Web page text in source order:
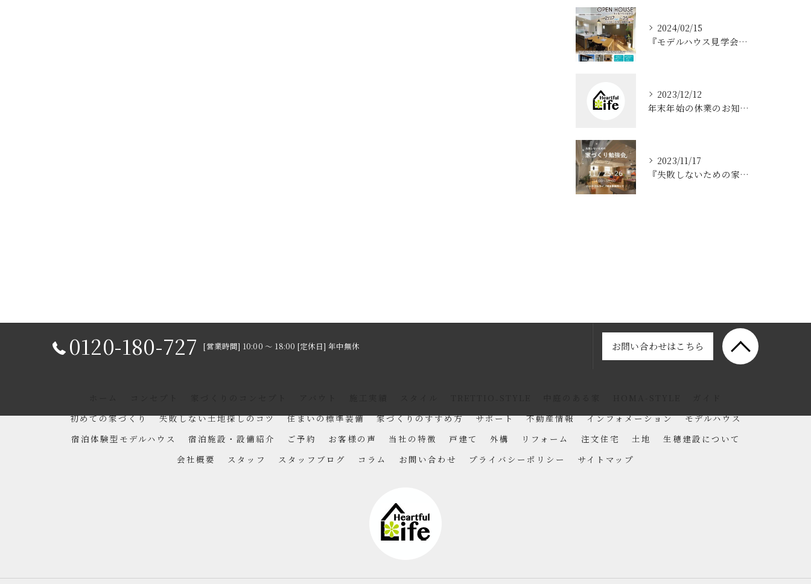
2024/02/15
『モデルハウス見学会、夜の見学会』淡路市 浦
2023/12/12
年末年始の休業のお知らせ
2023/11/17
『失敗しないための家づくり勉強会』 洲本市 住宅展示場にて
0120-180-727 [営業時間] 10:00 ～ 18:00 [定休日] 年中無休 お問い合わせはこちら
初めての家づくり
失敗しない土地探しのコツ 住まいの標準装備 家づくりのすすめ方 サポート 不動産情報 インフォメーション
モデルハウス
宿泊体験型モデルハウス
宿泊施設・設備紹介 ご予約 お客様の声 当社の特徴 戸建て 外構 リフォーム 注文住宅 土地
生穂建設について
会社概要
スタッフ スタッフブログ コラム お問い合わせ プライバシーポリシー サイトマップ